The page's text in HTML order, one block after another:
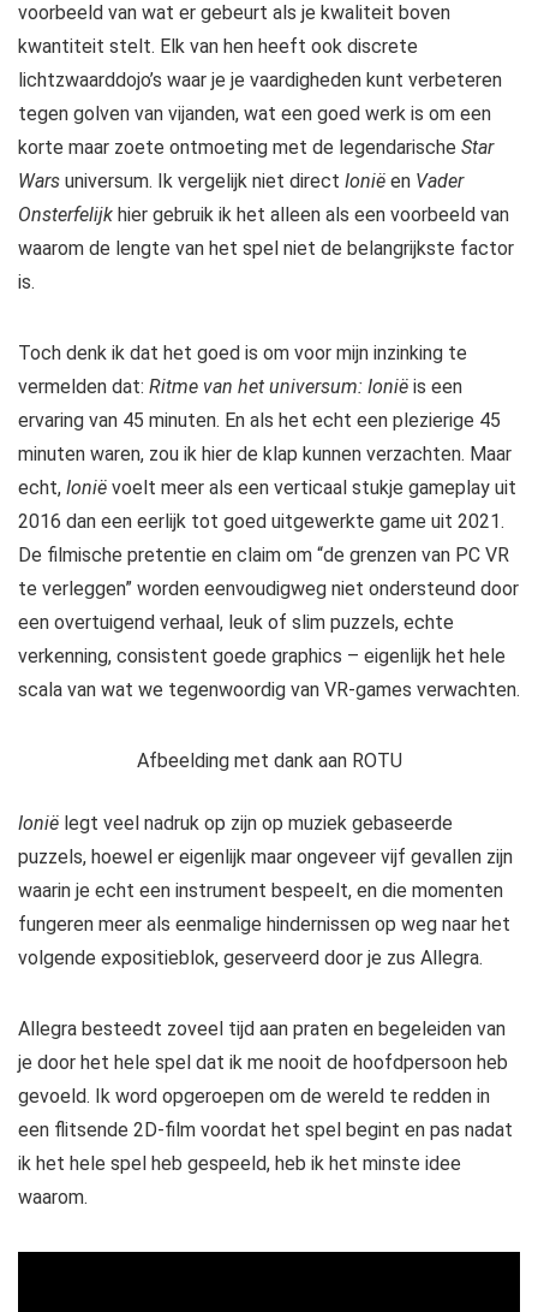
voorbeeld van wat er gebeurt als je kwaliteit boven
kwantiteit stelt. Elk van hen heeft ook discrete
lichtzwaarddojo’s waar je je vaardigheden kunt verbeteren
tegen golven van vijanden, wat een goed werk is om een ​​
korte maar zoete ontmoeting met de legendarische Star
Wars universum. Ik vergelijk niet direct Ionië en Vader
Onsterfelijk hier gebruik ik het alleen als een voorbeeld van
waarom de lengte van het spel niet de belangrijkste factor
is.
Toch denk ik dat het goed is om voor mijn inzinking te
vermelden dat: Ritme van het universum: Ionië is een
ervaring van 45 minuten. En als het echt een plezierige 45
minuten waren, zou ik hier de klap kunnen verzachten. Maar
echt, Ionië voelt meer als een verticaal stukje gameplay uit
2016 dan een eerlijk tot goed uitgewerkte game uit 2021.
De filmische pretentie en claim om “de grenzen van PC VR
te verleggen” worden eenvoudigweg niet ondersteund door
een overtuigend verhaal, leuk of slim puzzels, echte
verkenning, consistent goede graphics – eigenlijk het hele
scala van wat we tegenwoordig van VR-games verwachten.
Afbeelding met dank aan ROTU
Ionië legt veel nadruk op zijn op muziek gebaseerde
puzzels, hoewel er eigenlijk maar ongeveer vijf gevallen zijn
waarin je echt een instrument bespeelt, en die momenten
fungeren meer als eenmalige hindernissen op weg naar het
volgende expositieblok, geserveerd door je zus Allegra.
Allegra besteedt zoveel tijd aan praten en begeleiden van
je door het hele spel dat ik me nooit de hoofdpersoon heb
gevoeld. Ik word opgeroepen om de wereld te redden in
een flitsende 2D-film voordat het spel begint en pas nadat
ik het hele spel heb gespeeld, heb ik het minste idee
waarom.